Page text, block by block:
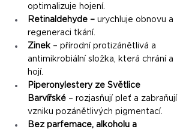
optimalizuje hojení.
Retinaldehyde – urychluje obnovu a
regeneraci tkání.
Zinek – přírodní protizánětlivá a
antimikrobiální složka, která chrání a
hojí.
Piperonylestery ze Světlice
Barvířské – rozjasňují pleť a zabraňují
vzniku pozánětlivých pigmentací.
Bez parfemace, alkoholu a